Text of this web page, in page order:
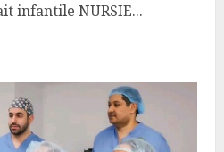
infantile NURSIE...